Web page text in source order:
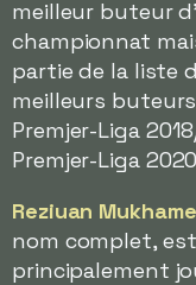
meilleur buteur
championnat
partie de la liste
meilleurs
Premjer-Liga
Premjer-Liga
Reziuan
nom complet,
principalement